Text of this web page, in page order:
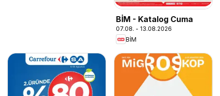
BİM - Katalog Cuma
07.08. - 13.08.2026
BİM